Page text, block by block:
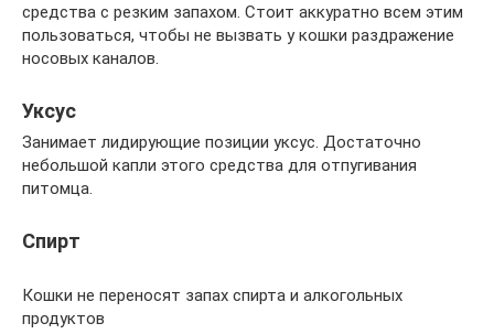
средства с резким запахом. Стоит аккуратно всем этим
пользоваться, чтобы не вызвать у кошки раздражение
носовых каналов.
Уксус
Занимает лидирующие позиции уксус. Достаточно
небольшой капли этого средства для отпугивания
питомца.
Спирт
Кошки не переносят запах спирта и алкогольных
продуктов